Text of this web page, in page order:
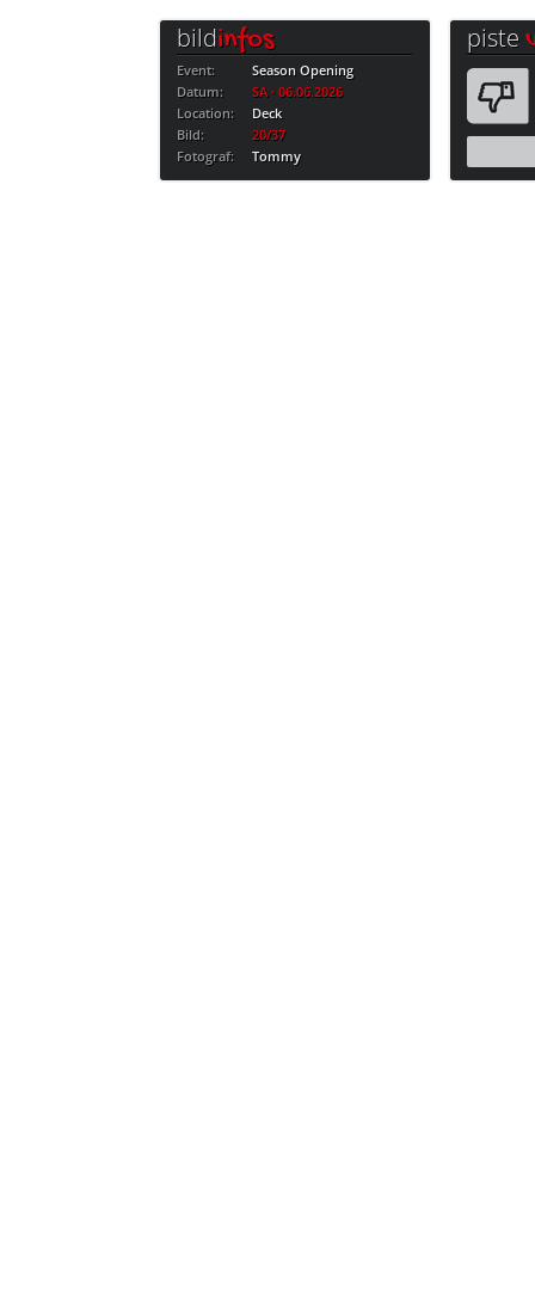
bildinfos
Event:
Season Opening
Datum:
SA · 06.06.2026
Location:
Deck
Bild:
20/37
Fotograf:
Tommy
piste